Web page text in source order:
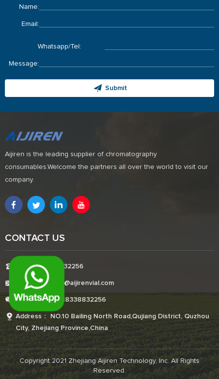
Name:
Email:
Whatsapp/Tel:
Message:
Submit
Aijiren is the leading supplier of chromatography
consumables.Welcome the partners all over the world to visit our
company.
CONTACT US
Tel:+8618338832256
E-mail:Boonemi@aijirenvial.com
Whatsapp:+8618338832256
Address： NO.10 Bailing North Road,Qujiang District, Quzhou
City, Zhejiang Province,China
Copyright 2021 Zhejiang Aijiren Technology, Inc. All Rights
Reserved.